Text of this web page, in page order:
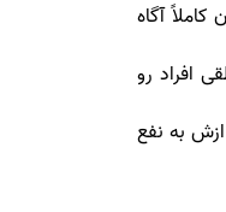
آگاه
افراد رو
به نفع